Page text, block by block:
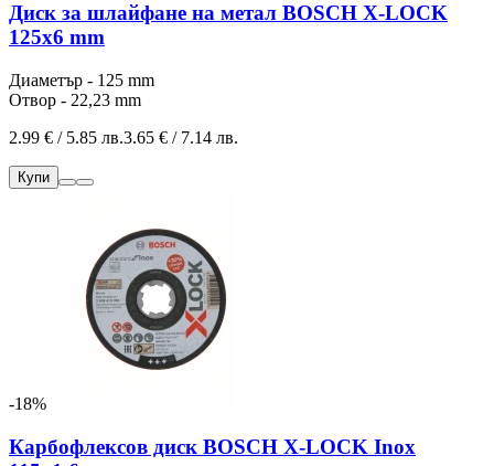
Диск за шлайфане на метал BOSCH X-LOCK
125x6 mm
Диаметър - 125 mm
Отвор - 22,23 mm
2.99 € / 5.85 лв.3.65 € / 7.14 лв.
Купи
-18%
Карбофлексов диск BOSCH X-LOCK Inox